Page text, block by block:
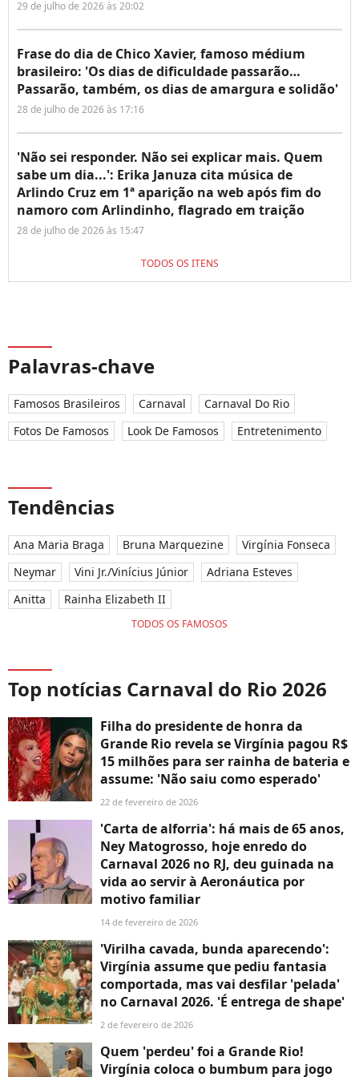
29 de julho de 2026 às 20:02
Frase do dia de Chico Xavier, famoso médium
brasileiro: 'Os dias de dificuldade passarão…
Passarão, também, os dias de amargura e solidão'
28 de julho de 2026 às 17:16
'Não sei responder. Não sei explicar mais. Quem
sabe um dia...': Erika Januza cita música de
Arlindo Cruz em 1ª aparição na web após fim do
namoro com Arlindinho, flagrado em traição
28 de julho de 2026 às 15:47
TODOS OS ITENS
Palavras-chave
Famosos Brasileiros Carnaval
Carnaval Do Rio
Fotos De Famosos
Look De Famosos Entretenimento
Tendências
Ana Maria Braga Bruna Marquezine
Virgínia Fonseca
Neymar
Vini Jr./Vinícius Júnior
Adriana Esteves
Anitta
Rainha Elizabeth II
TODOS OS FAMOSOS
Top notícias Carnaval do Rio 2026
Filha do presidente de honra da
Grande Rio revela se Virgínia pagou R$
15 milhões para ser rainha de bateria e
assume: 'Não saiu como esperado'
22 de fevereiro de 2026
'Carta de alforria': há mais de 65 anos,
Ney Matogrosso, hoje enredo do
Carnaval 2026 no RJ, deu guinada na
vida ao servir à Aeronáutica por
motivo familiar
14 de fevereiro de 2026
'Virilha cavada, bunda aparecendo':
Virgínia assume que pediu fantasia
comportada, mas vai desfilar 'pelada'
no Carnaval 2026. 'É entrega de shape'
2 de fevereiro de 2026
Quem 'perdeu' foi a Grande Rio!
Virgínia coloca o bumbum para jogo